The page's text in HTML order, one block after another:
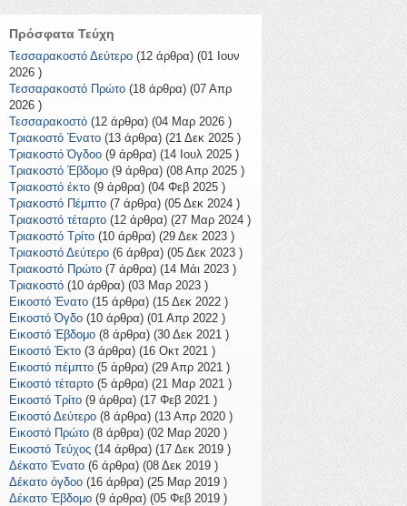
Πρόσφατα Τεύχη
Τεσσαρακοστό Δεύτερο (12 άρθρα) (01 Ιουν
2026 )
Τεσσαρακοστό Πρώτο (18 άρθρα) (07 Απρ
2026 )
Τεσσαρακοστό (12 άρθρα) (04 Μαρ 2026 )
Τριακοστό Ένατο (13 άρθρα) (21 Δεκ 2025 )
Τριακοστό Όγδοο (9 άρθρα) (14 Ιουλ 2025 )
Τριακοστό Έβδομο (9 άρθρα) (08 Απρ 2025 )
Τριακοστό έκτο (9 άρθρα) (04 Φεβ 2025 )
Τριακοστό Πέμπτο (7 άρθρα) (05 Δεκ 2024 )
Τριακοστό τέταρτο (12 άρθρα) (27 Μαρ 2024 )
Τριακοστό Τρίτο (10 άρθρα) (29 Δεκ 2023 )
Τριακοστό Δεύτερο (6 άρθρα) (05 Δεκ 2023 )
Τριακοστό Πρώτο (7 άρθρα) (14 Μάι 2023 )
Τριακοστό (10 άρθρα) (03 Μαρ 2023 )
Εικοστό Ένατο (15 άρθρα) (15 Δεκ 2022 )
Εικοστό Όγδο (10 άρθρα) (01 Απρ 2022 )
Εικοστό Έβδομο (8 άρθρα) (30 Δεκ 2021 )
Εικοστό Έκτο (3 άρθρα) (16 Οκτ 2021 )
Εικοστό πέμπτο (5 άρθρα) (29 Απρ 2021 )
Εικοστό τέταρτο (5 άρθρα) (21 Μαρ 2021 )
Εικοστό Τρίτο (9 άρθρα) (17 Φεβ 2021 )
Εικοστό Δεύτερο (8 άρθρα) (13 Απρ 2020 )
Εικοστό Πρώτο (8 άρθρα) (02 Μαρ 2020 )
Εικοστό Τεύχος (14 άρθρα) (17 Δεκ 2019 )
Δέκατο Ένατο (6 άρθρα) (08 Δεκ 2019 )
Δέκατο όγδοο (16 άρθρα) (25 Μαρ 2019 )
Δέκατο Έβδομο (9 άρθρα) (05 Φεβ 2019 )